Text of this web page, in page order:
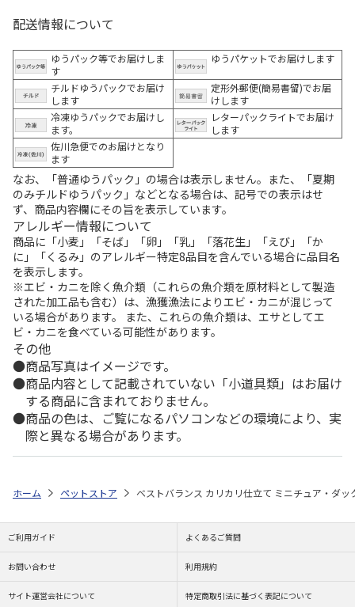
配送情報について
ゆうパック等でお届けしま
す
ゆうパケットでお届けします
チルドゆうパックでお届け
します
定形外郵便(簡易書留)でお届
けします
冷凍ゆうパックでお届けし
ます。
レターパックライトでお届け
します
佐川急便でのお届けとなり
ます
なお、「普通ゆうパック」の場合は表示しません。また、「夏期
のみチルドゆうパック」などとなる場合は、記号での表示はせ
ず、商品内容欄にその旨を表示しています。
アレルギー情報について
商品に「小麦」「そば」「卵」「乳」「落花生」「えび」「か
に」「くるみ」のアレルギー特定8品目を含んでいる場合に品目名
を表示します。
※エビ・カニを除く魚介類（これらの魚介類を原材料として製造
された加工品も含む）は、漁獲漁法によりエビ・カニが混じって
いる場合があります。 また、これらの魚介類は、エサとしてエ
ビ・カニを食べている可能性があります。
その他
商品写真はイメージです。
商品内容として記載されていない「小道具類」はお届け
する商品に含まれておりません。
商品の色は、ご覧になるパソコンなどの環境により、実
際と異なる場合があります。
ホーム ペットストア ベストバランス カリカリ仕立て ミニチュア・ダ
ご利用ガイド よくあるご質問
お問い合わせ 利用規約
サイト運営会社について 特定商取引法に基づく表記について